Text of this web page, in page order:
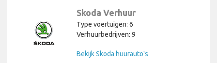
Skoda Verhuur
Type voertuigen: 6
Verhuurbedrijven: 9
Bekijk Skoda huurauto's